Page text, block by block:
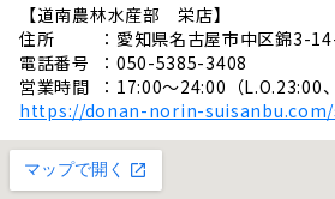
【道南農林水産部 栄店】
住所 ：愛知県名古屋市中区錦3-14-
電話番号 ：050-5385-3408
営業時間 ：17:00～24:00（L.O.23:00
https://donan-norin-